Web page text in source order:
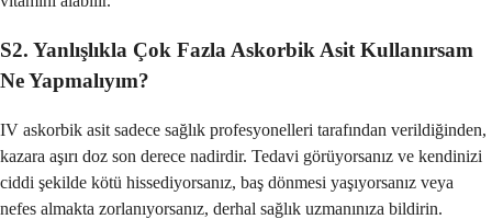
S2. Yanlışlıkla Çok Fazla Askorbik Asit Kullanırsam
Ne Yapmalıyım?
IV askorbik asit sadece sağlık profesyonelleri tarafından verildiğinden,
kazara aşırı doz son derece nadirdir. Tedavi görüyorsanız ve kendinizi
ciddi şekilde kötü hissediyorsanız, baş dönmesi yaşıyorsanız veya
nefes almakta zorlanıyorsanız, derhal sağlık uzmanınıza bildirin.